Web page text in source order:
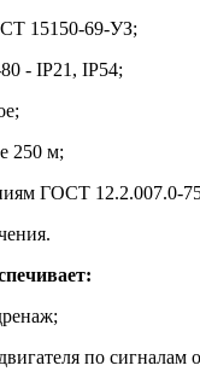
15150-69-УЗ;
- IP21, IP54;
250 м;
ГОСТ
по сигналам